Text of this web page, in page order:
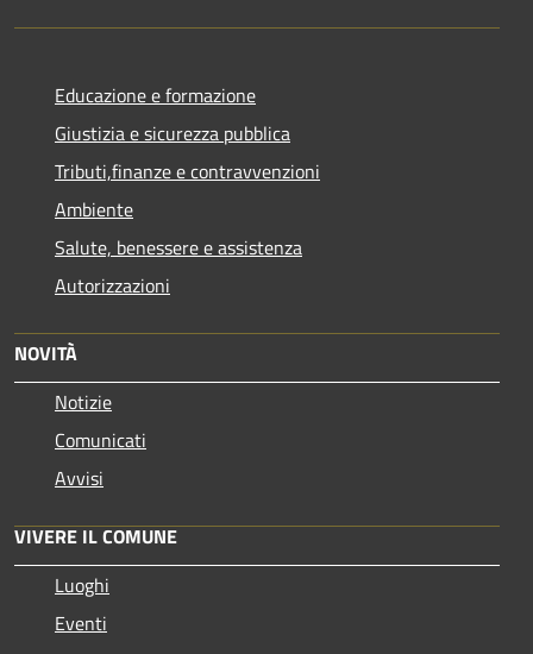
Educazione e formazione
Giustizia e sicurezza pubblica
Tributi,finanze e contravvenzioni
Ambiente
Salute, benessere e assistenza
Autorizzazioni
NOVITÀ
Notizie
Comunicati
Avvisi
VIVERE IL COMUNE
Luoghi
Eventi